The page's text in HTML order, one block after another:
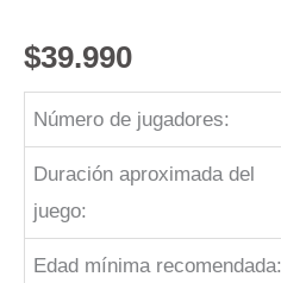
$39.990
Número de jugadores:
Duración aproximada del
juego:
Edad mínima recomendada: